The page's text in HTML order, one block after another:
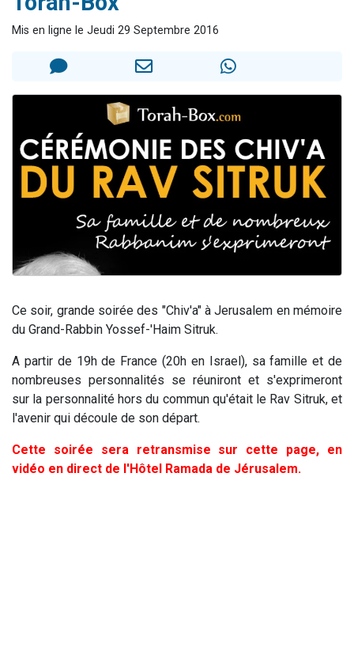
Il reste 49 places pour étudier en groupe sur Zoom
Mis en ligne le Jeudi 29 Septembre 2016
Ce soir, grande soirée des "Chiv'a" à Jerusalem en mémoire
du Grand-Rabbin Yossef-'Haim Sitruk.
A partir de 19h de France (20h en Israel), sa famille et de
nombreuses personnalités se réuniront et s'exprimeront
sur la personnalité hors du commun qu'était le Rav Sitruk, et
l'avenir qui découle de son départ.
Cette soirée sera retransmise sur cette page, en
vidéo en direct de l'Hôtel Ramada de Jérusalem.